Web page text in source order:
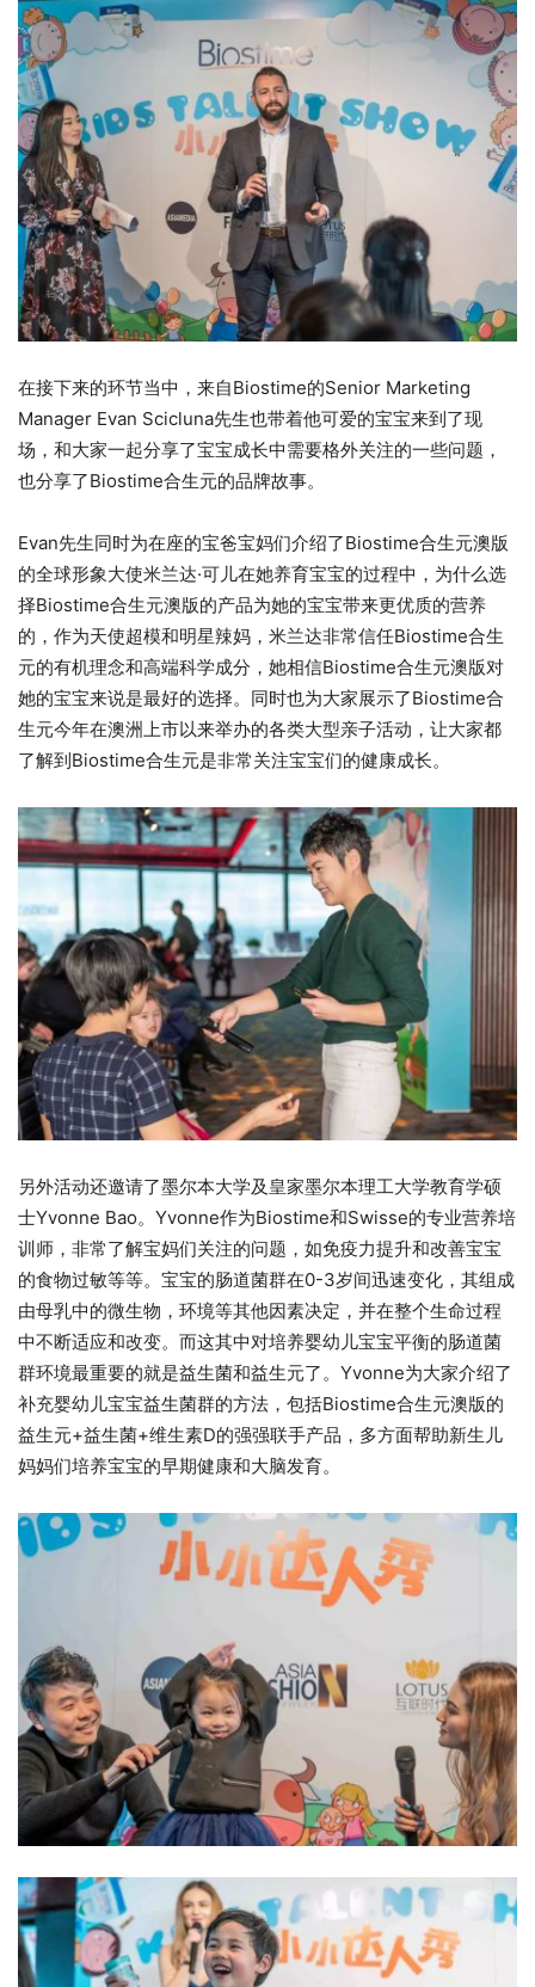
在接下来的环节当中，来自Biostime的Senior Marketing
Manager Evan Scicluna先生也带着他可爱的宝宝来到了现
场，和大家一起分享了宝宝成长中需要格外关注的一些问题，
也分享了Biostime合生元的品牌故事。
Evan先生同时为在座的宝爸宝妈们介绍了Biostime合生元澳版
的全球形象大使米兰达·可儿在她养育宝宝的过程中，为什么选
择Biostime合生元澳版的产品为她的宝宝带来更优质的营养
的，作为天使超模和明星辣妈，米兰达非常信任Biostime合生
元的有机理念和高端科学成分，她相信Biostime合生元澳版对
她的宝宝来说是最好的选择。同时也为大家展示了Biostime合
生元今年在澳洲上市以来举办的各类大型亲子活动，让大家都
了解到Biostime合生元是非常关注宝宝们的健康成长。
另外活动还邀请了墨尔本大学及皇家墨尔本理工大学教育学硕
士Yvonne Bao。Yvonne作为Biostime和Swisse的专业营养培
训师，非常了解宝妈们关注的问题，如免疫力提升和改善宝宝
的食物过敏等等。宝宝的肠道菌群在0-3岁间迅速变化，其组成
由母乳中的微生物，环境等其他因素决定，并在整个生命过程
中不断适应和改变。而这其中对培养婴幼儿宝宝平衡的肠道菌
群环境最重要的就是益生菌和益生元了。Yvonne为大家介绍了
补充婴幼儿宝宝益生菌群的方法，包括Biostime合生元澳版的
益生元+益生菌+维生素D的强强联手产品，多方面帮助新生儿
妈妈们培养宝宝的早期健康和大脑发育。